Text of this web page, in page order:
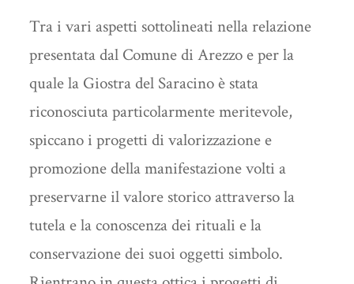
Tra i vari aspetti sottolineati nella relazione
presentata dal Comune di Arezzo e per la
quale la Giostra del Saracino è stata
riconosciuta particolarmente meritevole,
spiccano i progetti di valorizzazione e
promozione della manifestazione volti a
preservarne il valore storico attraverso la
tutela e la conoscenza dei rituali e la
conservazione dei suoi oggetti simbolo.